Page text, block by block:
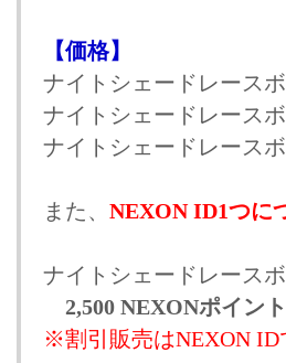
【価格】
ナイトシェードレース
ナイトシェードレース
ナイトシェードレース
また、 NEXON ID1つに
ナイトシェードレース
2,500 NEXONポイント
※割引販売はNEXON ID